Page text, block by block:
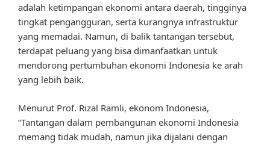
adalah ketimpangan ekonomi antara daerah, tingginya
tingkat pengangguran, serta kurangnya infrastruktur
yang memadai. Namun, di balik tantangan tersebut,
terdapat peluang yang bisa dimanfaatkan untuk
mendorong pertumbuhan ekonomi Indonesia ke arah
yang lebih baik.
Menurut Prof. Rizal Ramli, ekonom Indonesia,
“Tantangan dalam pembangunan ekonomi Indonesia
memang tidak mudah, namun jika dijalani dengan